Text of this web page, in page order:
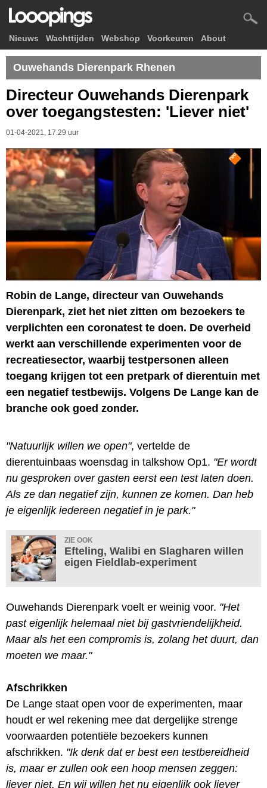
Nieuws Wachttijden Webshop Voorkeuren About
Ouwehands Dierenpark Rhenen
Directeur Ouwehands Dierenpark
over toegangstesten: 'Liever niet'
01-04-2021, 17.29 uur
Robin de Lange, directeur van Ouwehands
Dierenpark, ziet het niet zitten om bezoekers te
verplichten een coronatest te doen. De overheid
werkt aan verschillende experimenten voor de
recreatiesector, waarbij testpersonen alleen
toegang krijgen tot een pretpark of dierentuin met
een negatief testbewijs. Volgens De Lange kan de
branche ook goed zonder.
"Natuurlijk willen we open", vertelde de
dierentuinbaas woensdag in talkshow Op1. "Er wordt
nu gesproken over gasten eerst een test laten doen.
Als ze dan negatief zijn, kunnen ze komen. Dan heb
je eigenlijk iedereen negatief in je park."
ZIE OOK
Efteling, Walibi en Slagharen willen
eigen Fieldlab-experiment
Ouwehands Dierenpark voelt er weinig voor. "Het
past eigenlijk helemaal niet bij gastvriendelijkheid.
Maar als het een compromis is, zolang het duurt, dan
moeten we maar."
Afschrikken
De Lange staat open voor de experimenten, maar
houdt er wel rekening mee dat dergelijke strenge
voorwaarden potentiële bezoekers kunnen
afschrikken. "Ik denk dat er best een testbereidheid
is, maar er zullen ook een hoop mensen zeggen:
liever niet. En wij willen het nu eigenlijk ook liever